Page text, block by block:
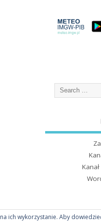
ich wykorzystanie. Aby